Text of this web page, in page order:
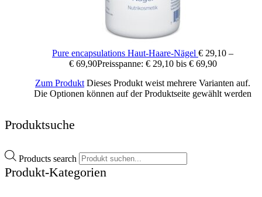
Nahrungsergänzungsmittel stellen keinen Ersatz für eine
abwechslungsreiche und ausgewogene Ernährung sowie für eine
nicht überschreiten. Für Kinder unerreichbar aufbewahren.
Pure encapsulations Haut-Haare-Nägel € 29,10 –
€69,90Preisspanne: € 29,10 bis € 69,90
Zum Produkt Dieses Produkt weist mehrere Varianten auf.
Die Optionen können auf der Produktseite gewählt werden
Produktsuche
Products search
Produkt-Kategorien